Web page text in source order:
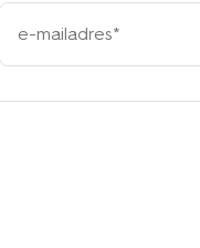
e-
mailadres